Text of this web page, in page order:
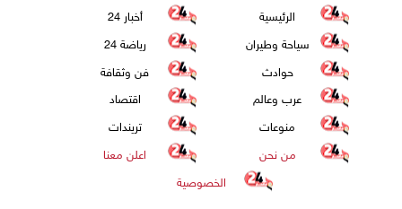
الرئيسية
أخبار 24
سياحة وطيران
رياضة 24
حوادث
فن وثقافة
عرب وعالم
اقتصاد
منوعات
تريندات
من نحن
اعلن معنا
الخصوصية